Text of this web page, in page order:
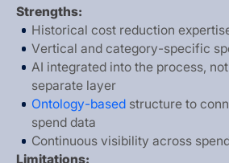
Strengths:
Historical cost reduction expertis
Vertical and category-specific sp
AI integrated into the process, not
separate layer
Ontology-based structure to conn
spend data
Continuous visibility across spend
Limitations: